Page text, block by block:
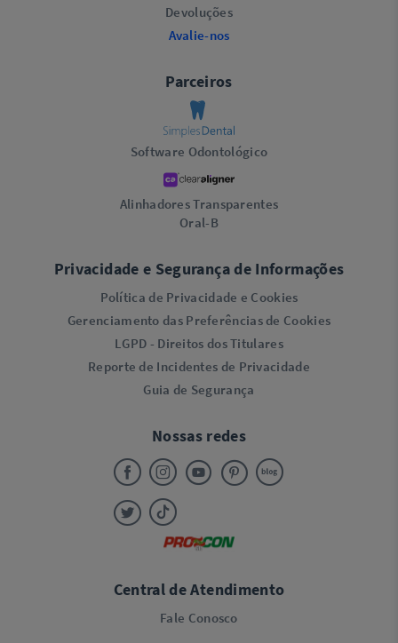
Devoluções
Avalie-nos
Parceiros
Software Odontológico
Alinhadores Transparentes
Oral-B
Privacidade e Segurança de Informações
Política de Privacidade e Cookies
Gerenciamento das Preferências de Cookies
LGPD - Direitos dos Titulares
Reporte de Incidentes de Privacidade
Guia de Segurança
Nossas redes
Central de Atendimento
Fale Conosco